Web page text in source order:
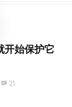
开始保护它
21